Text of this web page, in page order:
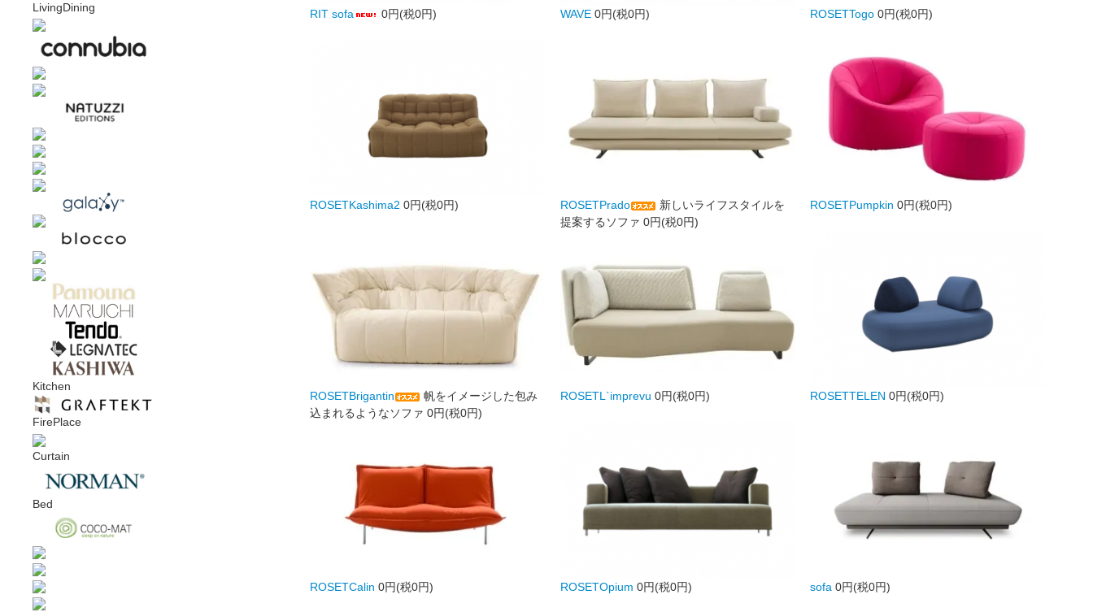
RIT sofa 0円(税0円) WAVE 0円(税0円) ROSETTogo 0円(税0円)
ROSETKashima2 0円(税0円) ROSETPrado
新しいライフスタイルを
提案するソファ 0円(税0円)
ROSETPumpkin 0円(税0円)
ROSETBrigantin
帆をイメージした包み
込まれるようなソファ 0円(税0円)
ROSETL`imprevu 0円(税0円) ROSETTELEN 0円(税0円)
ROSETCalin 0円(税0円) ROSETOpium 0円(税0円) sofa 0円(税0円)
LivingDining
Kitchen
FirePlace
Curtain
Bed